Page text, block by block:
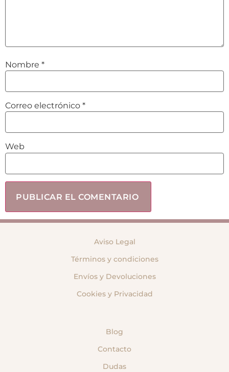
Nombre *
Correo electrónico *
Web
Aviso Legal
Términos y condiciones
Envíos y Devoluciones
Cookies y Privacidad
Blog
Contacto
Dudas